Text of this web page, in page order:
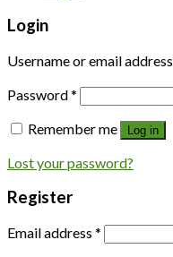
Login
Username or email address
Password*
Remember me
Log in
Lost your password?
Register
Email address *